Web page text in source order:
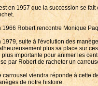
en 1957 que la succession se
1966 Robert rencontre Monique
1979, suite à l'évolution des
plus sa place sur
plus importante pour animer les
par Robert de racheter un
carrousel viendra réponde à cette
de notre histoire.